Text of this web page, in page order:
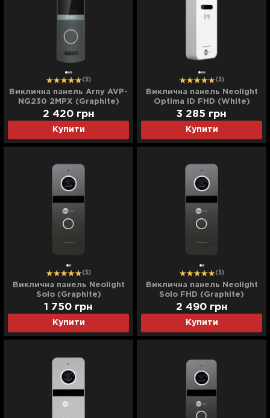
(5)
Виклична панель Arny AVP-
NG230 2MPX (Graphite)
Купити
2 420 грн
(5)
Виклична панель Neolight
Optima ID FHD (White)
Купити
3 285 грн
(5)
Виклична панель Neolight
Solo (Graphite)
Купити
1 750 грн
(5)
Виклична панель Neolight
Solo FHD (Graphite)
Купити
2 490 грн